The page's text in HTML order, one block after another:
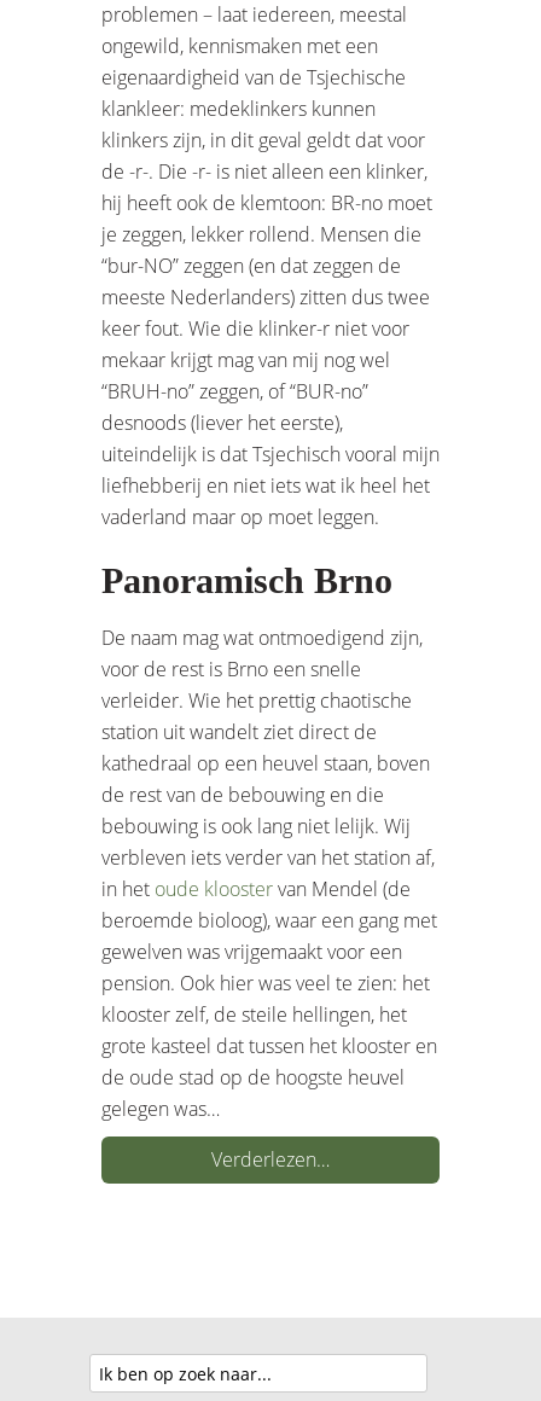
problemen – laat iedereen, meestal
ongewild, kennismaken met een
eigenaardigheid van de Tsjechische
klankleer: medeklinkers kunnen
klinkers zijn, in dit geval geldt dat voor
de -r-. Die -r- is niet alleen een klinker,
hij heeft ook de klemtoon: BR-no moet
je zeggen, lekker rollend. Mensen die
“bur-NO” zeggen (en dat zeggen de
meeste Nederlanders) zitten dus twee
keer fout. Wie die klinker-r niet voor
mekaar krijgt mag van mij nog wel
“BRUH-no” zeggen, of “BUR-no”
desnoods (liever het eerste),
uiteindelijk is dat Tsjechisch vooral mijn
liefhebberij en niet iets wat ik heel het
vaderland maar op moet leggen.
Panoramisch Brno
De naam mag wat ontmoedigend zijn,
voor de rest is Brno een snelle
verleider. Wie het prettig chaotische
station uit wandelt ziet direct de
kathedraal op een heuvel staan, boven
de rest van de bebouwing en die
bebouwing is ook lang niet lelijk. Wij
verbleven iets verder van het station af,
in het oude kloostervan Mendel (de
beroemde bioloog), waar een gang met
gewelven was vrijgemaakt voor een
pension. Ook hier was veel te zien: het
klooster zelf, de steile hellingen, het
grote kasteel dat tussen het klooster en
de oude stad op de hoogste heuvel
gelegen was…
Verderlezen…